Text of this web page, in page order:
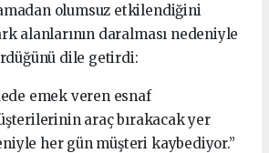
olumsuz etkilendiğini
alanlarının daralması nedeniyle
dile getirdi:
emek veren esnaf
araç bırakacak yer
her gün müşteri kaybediyor.”